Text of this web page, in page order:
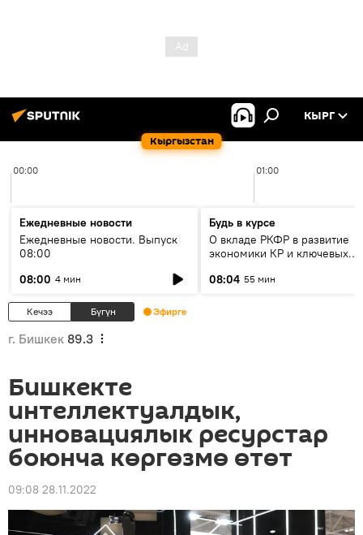
Кыргызстан
КЫРГ
00:00 01:00
Ежедневные новости
Ежедневные новости. Выпуск
08:00
08:00 4 мин
Будь в курсе
О вкладе РКФР в развитие
экономики КР и ключевых
08:04 55 мин
Кечээ Бүгүн Эфирге
г. Бишкек 89.3
Бишкекте
интеллектуалдык,
инновациялык ресурстар
боюнча көргөзмө өтөт
09:08 28.11.2022